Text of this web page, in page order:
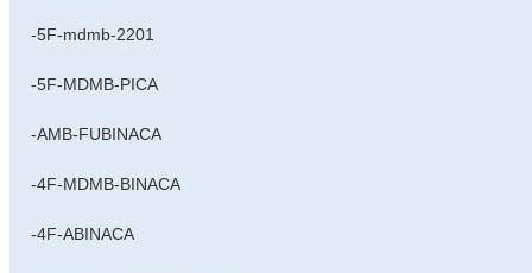
-5F-mdmb-2201
-5F-MDMB-PICA
-AMB-FUBINACA
-4F-MDMB-BINACA
-4F-ABINACA